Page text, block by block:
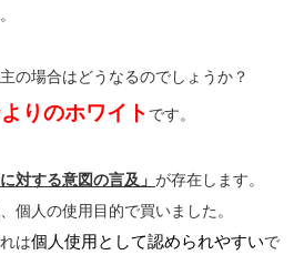
の場合はどうなるのでしょうか？
りのホワイト です。
に対する意図の言及」 が存在します。
個人の使用目的で買いました。
は個人使用として認められやすいで